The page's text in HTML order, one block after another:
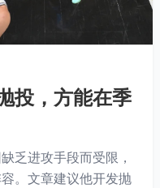
投，方能在季
乏进攻手段而受限，
。文章建议他开发抛